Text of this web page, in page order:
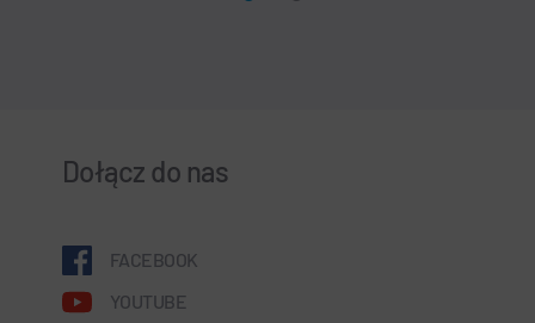
Dołącz do nas
FACEBOOK
YOUTUBE